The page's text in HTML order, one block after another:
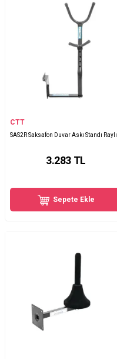
CTT
SAS2R Saksafon Duvar Askı Standı Raylı
3.283 TL
Sepete Ekle